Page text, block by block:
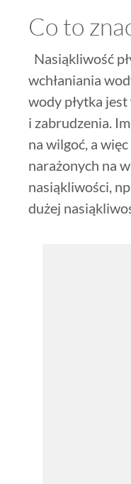
Co to
Nasiąkliwość
wchłaniania
wody płytka
i zabrudzenia.
na wilgoć, a
narażonych na
nasiąkliwości,
dużej